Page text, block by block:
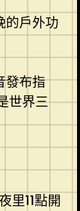
的戶外功
發布指
世界三
里11點開